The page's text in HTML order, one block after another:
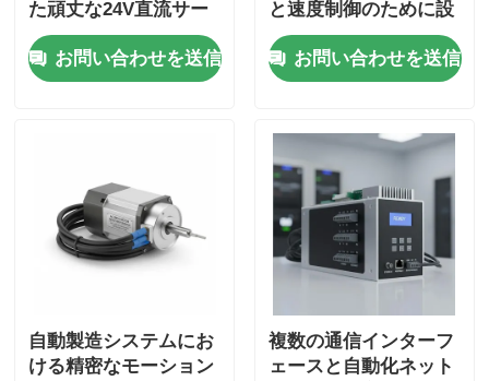
た頑丈な24V直流サー
ボモーター
お問い合わせを送信
と速度制御のために設
計されたブラシレス
ACサーボモーター
お問い合わせを送信
自動製造システムにお
ける精密なモーション
複数の通信インターフ
ェースと自動化ネット